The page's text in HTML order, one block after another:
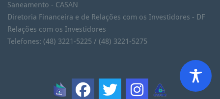
Saneamento - CASAN
Diretoria Financeira e de Relações com os Investidores - DF
Relações com os Investidores
Telefones: (48) 3221-5225 / (48) 3221-5275